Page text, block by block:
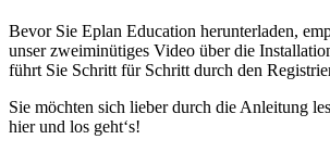
Bevor Sie Eplan Education herunterladen,
unser zweiminütiges Video über die
führt Sie Schritt für Schritt durch den
Sie möchten sich lieber durch die Anleitung
hier und los geht‘s!